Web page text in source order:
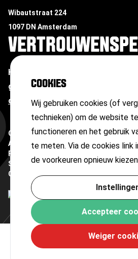
COOKIES
Wij gebruiken cookies (of
technieken) om de website
functioneren en het gebruik
te meten. Via de cookies link
de voorkeuren opnieuw
Accepteer
Weiger
Wibautstraat 224
1097 DN Amsterdam
Heb je te maken met ongewenste
grensoverschrijdend gedrag?
onze vertrouwenspersoon
Copyright ©2026
Algemene voorwaarden
Privacyverklaring
Sitemap
Cookies